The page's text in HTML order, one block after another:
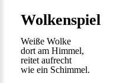
Wolkenspiel
Weiße Wolke
dort am Himmel,
reitet aufrecht
wie ein Schimmel.